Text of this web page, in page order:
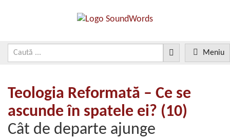
Meniu
Teologia Reformată – Ce se
ascunde în spatele ei? (10)
Cât de departe ajunge